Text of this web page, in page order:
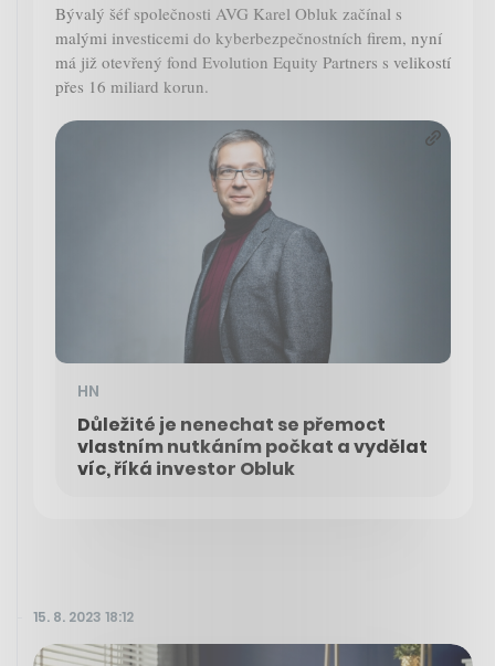
Bývalý šéf společnosti AVG Karel Obluk začínal s
malými investicemi do kyberbezpečnostních firem, nyní
má již otevřený fond Evolution Equity Partners s velikostí
přes 16 miliard korun.
HN
Důležité je nenechat se přemoct
vlastním nutkáním počkat a vydělat
víc, říká investor Obluk
15. 8. 2023 18:12